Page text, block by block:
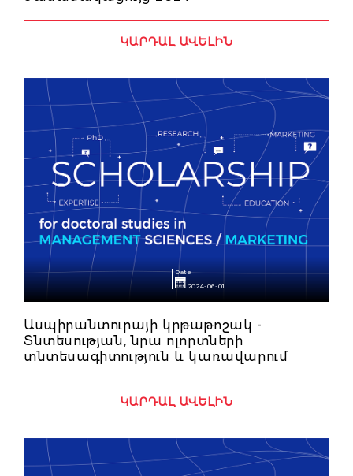
ԿԱՐԴԱԼ ԱՎԵԼԻՆ
Date
2024-06-01
Ասպիրանտուրայի կրթաթոշակ -
Տնտեսության, նրա ոլորտների
տնտեսագիտություն և կառավարում
ԿԱՐԴԱԼ ԱՎԵԼԻՆ